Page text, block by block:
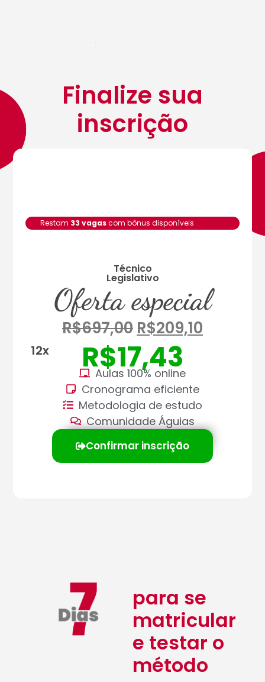
Finalize sua
inscrição
Restam 33 vagascom bônus disponíveis
Técnico
Legislativo
Oferta especial
R$697,00 R$209,10
R$17,43
12x
Aulas 100% online
Cronograma eficiente
Metodologia de estudo
Comunidade Águias
Confirmar inscrição
para se
matricular
e testar o
método